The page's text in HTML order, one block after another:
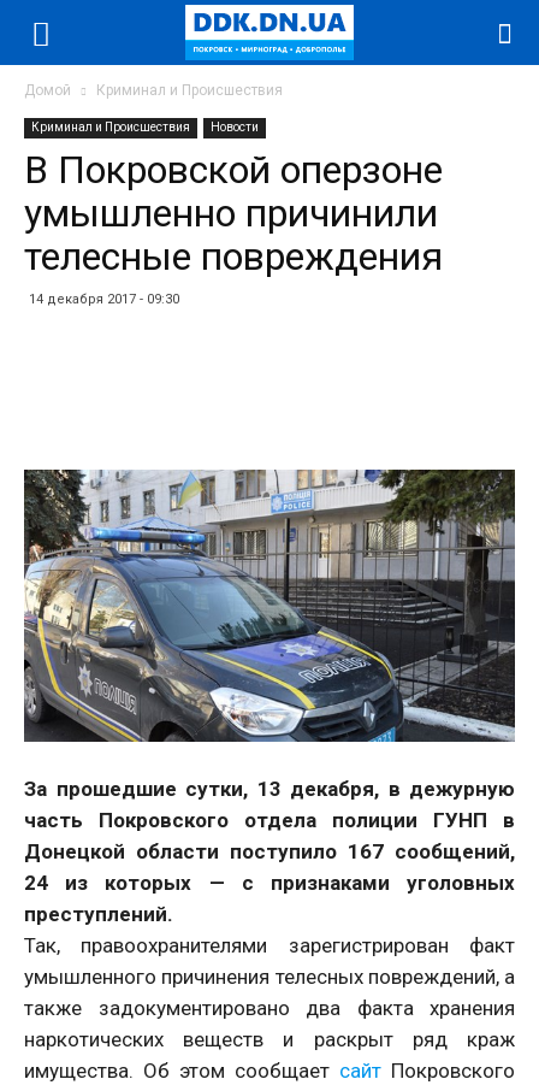
Домой Криминал и Происшествия
Криминал и Происшествия Новости
В Покровской оперзоне
умышленно причинили
телесные повреждения
14 декабря 2017 - 09:30
За прошедшие сутки, 13 декабря, в дежурную
часть Покровского отдела полиции ГУНП в
Донецкой области поступило 167 сообщений,
24 из которых — с признаками уголовных
преступлений.
Так, правоохранителями зарегистрирован факт
умышленного причинения телесных повреждений, а
также задокументировано два факта хранения
наркотических веществ и раскрыт ряд краж
имущества. Об этом сообщает сайт Покровского